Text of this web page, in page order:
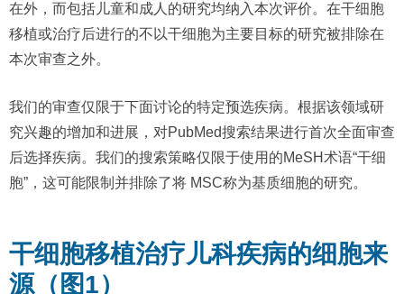
在外，而包括儿童和成人的研究均纳入本次评价。在干细胞
移植或治疗后进行的不以干细胞为主要目标的研究被排除在
本次审查之外。
我们的审查仅限于下面讨论的特定预选疾病。根据该领域研
究兴趣的增加和进展，对PubMed搜索结果进行首次全面审查
后选择疾病。我们的搜索策略仅限于使用的MeSH术语“干细
胞”，这可能限制并排除了将 MSC称为基质细胞的研究。
干细胞移植治疗儿科疾病的细胞来
源（图1）